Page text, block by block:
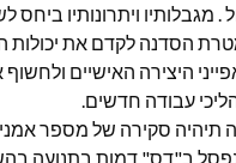
. מגבלותיו ויתרונותיו ביחס
הסדנה לקדם את יכולות
היצירה האישיים ולחשוף
עבודה חדשים.
תיהיה סקירה של מספר
ב"דס" דמות בתנועה